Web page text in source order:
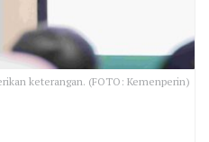
keterangan. (FOTO: Kemenperin)